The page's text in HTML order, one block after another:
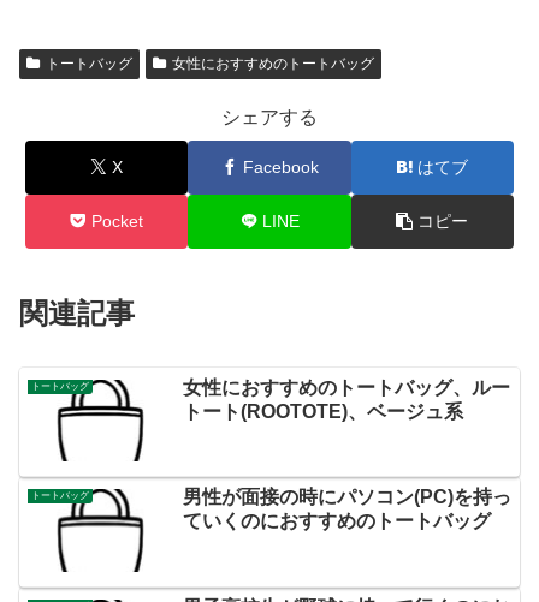
トートバッグ 女性におすすめのトートバッグ
シェアする
X Facebook はてブ
Pocket LINE コピー
関連記事
トートバッグ
女性におすすめのトートバッグ、ルー
トート(ROOTOTE)、ベージュ系
トートバッグ
男性が面接の時にパソコン(PC)を持っ
ていくのにおすすめのトートバッグ